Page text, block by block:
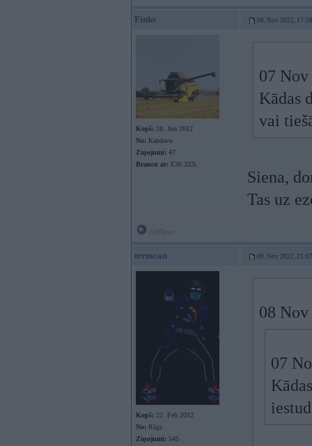
Finks 08. Nov 2022, 17:58
Kopš: 28. Jun 2012
No: Kandava
Ziņojumi: 47
Braucu ar: E36 323i
07
Kādas
vai
Siena,
Tas uz
termcan 09. Nov 2022, 21:07
Kopš: 22. Feb 2012
No: Rīga
Ziņojumi: 545
08
07